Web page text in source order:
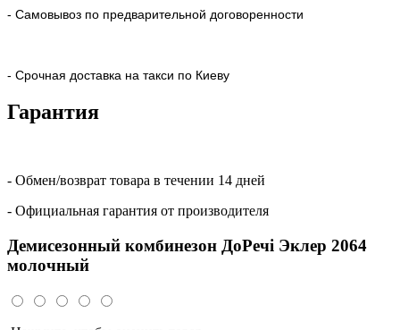
- Самовывоз по предварительной договоренности
- Срочная доставка на такси по Киеву
Гарантия
- Обмен/возврат товара в течении 14 дней
- Официальная гарантия от производителя
Демисезонный комбинезон ДоРечі Эклер 2064
молочный